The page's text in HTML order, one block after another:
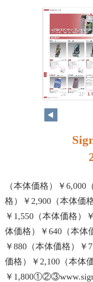
（本体価格）￥6,000
格）￥2,900（本体価
￥1,550（本体価格）
体価格）￥640（本体
￥880（本体価格）￥
価格）￥2,100（本体
￥